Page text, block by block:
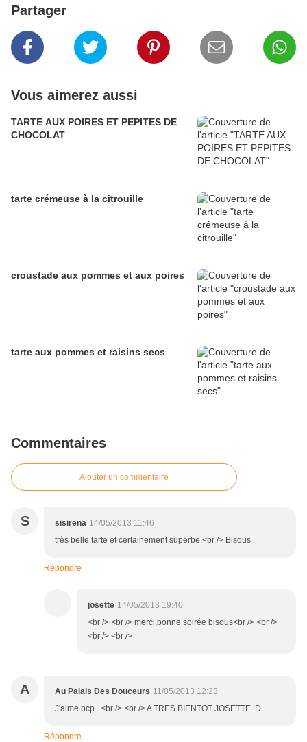
Partager
Vous aimerez aussi
TARTE AUX POIRES ET PEPITES DE
CHOCOLAT
tarte crémeuse à la citrouille
croustade aux pommes et aux poires
tarte aux pommes et raisins secs
Commentaires
Ajouter un commentaire
S sisirena 14/05/2013 11:46
très belle tarte et certainement superbe.<br /> Bisous
Répondre
josette 14/05/2013 19:40
<br /> <br /> merci,bonne soirée bisous<br /> <br />
<br /> <br />
A Au Palais Des Douceurs 11/05/2013 12:23
J'aime bcp...<br /> <br /> A TRES BIENTOT JOSETTE :D
Répondre